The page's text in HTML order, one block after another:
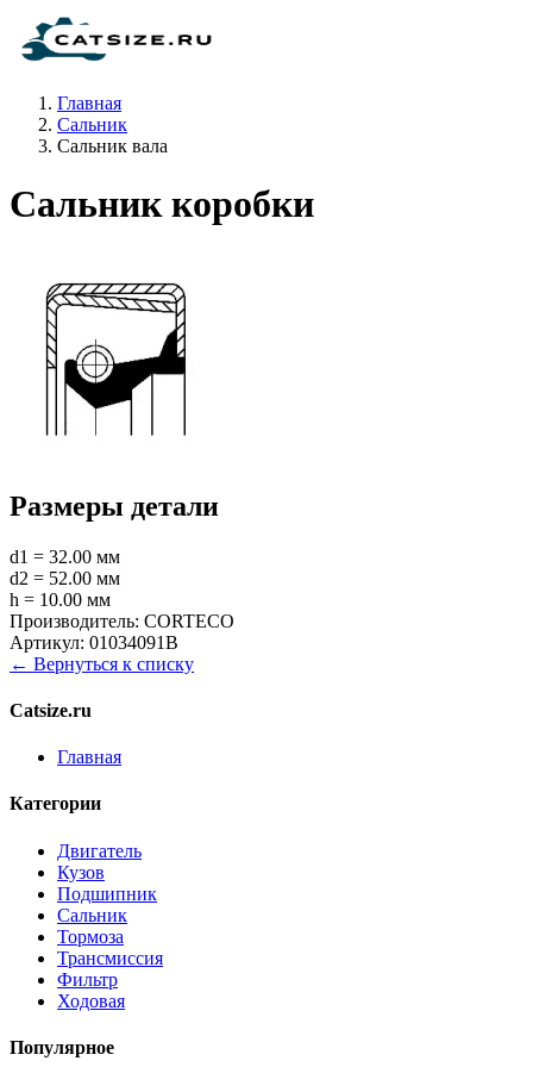
Главная
Сальник
Сальник вала
Сальник коробки
Размеры детали
d1 = 32.00 мм
d2 = 52.00 мм
h = 10.00 мм
Производитель: CORTECO
Артикул: 01034091B
← Вернуться к списку
Catsize.ru
Главная
Категории
Двигатель
Кузов
Подшипник
Сальник
Тормоза
Трансмиссия
Фильтр
Ходовая
Популярное